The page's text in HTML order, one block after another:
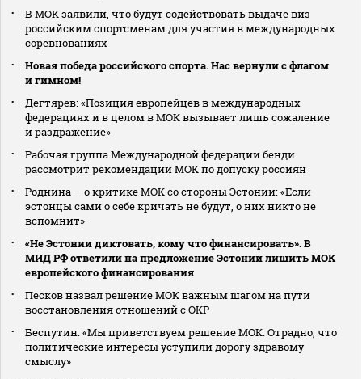
В МОК заявили, что будут содействовать выдаче виз
российским спортсменам для участия в международных
соревнованиях
Новая победа российского спорта. Нас вернули с флагом
и гимном!
Дегтярев: «Позиция европейцев в международных
федерациях и в целом в МОК вызывает лишь сожаление
и раздражение»
Рабочая группа Международной федерации бенди
рассмотрит рекомендации МОК по допуску россиян
Роднина — о критике МОК со стороны Эстонии: «Если
эстонцы сами о себе кричать не будут, о них никто не
вспомнит»
«Не Эстонии диктовать, кому что финансировать». В
МИД РФ ответили на предложение Эстонии лишить МОК
европейского финансирования
Песков назвал решение МОК важным шагом на пути
восстановления отношений с ОКР
Беспутин: «Мы приветствуем решение МОК. Отрадно, что
политические интересы уступили дорогу здравому
смыслу»